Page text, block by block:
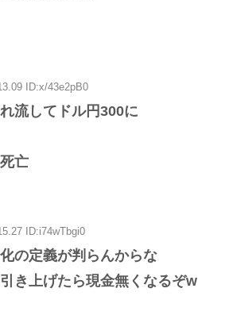
ID:x/43e2pB0
流してドル円300に
亡
ID:i74wTbgi0
の定義が判らんからな
き上げたら現金無くなるぞw